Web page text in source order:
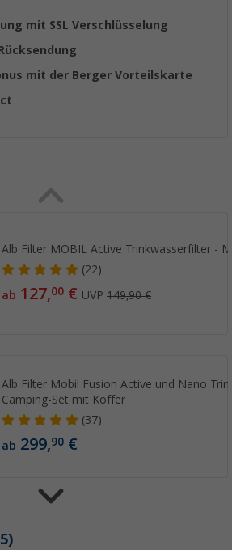
mit SSL Verschlüsselung
mit der Berger Vorteilskarte
Alb Filter MOBIL Active Trinkwasserfilter -
(22)
ab 127,00 € UVP149,90 €
Alb Filter Mobil Fusion Active und Nano
Camping-Set mit Koffer
(37)
ab 299,90 €
Alb Filter Mobil Nano Trinkwasserfilter mit